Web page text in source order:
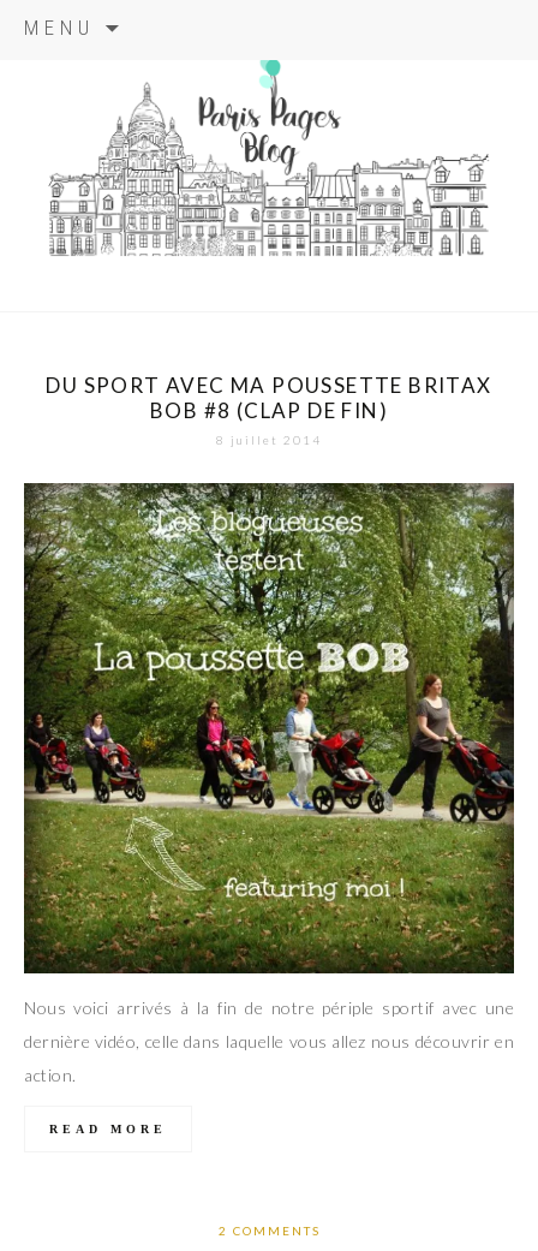
MENU
principal
paris pages
blog
DU SPORT AVEC MA POUSSETTE BRITAX
BOB #8 (CLAP DE FIN)
8 juillet 2014
Nous voici arrivés à la fin de notre périple sportif avec une
dernière vidéo, celle dans laquelle vous allez nous découvrir en
action.
READ MORE
2 COMMENTS